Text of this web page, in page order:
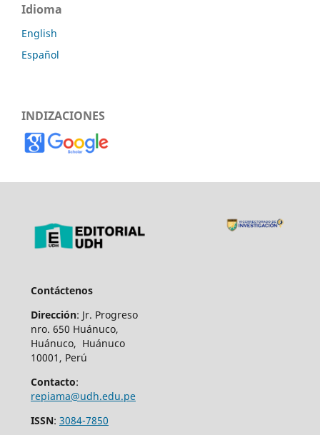
Idioma
English
Español
INDIZACIONES
Contáctenos
Dirección: Jr. Progreso
nro. 650 Huánuco,
Huánuco, Huánuco
10001, Perú
Contacto:
repiama@udh.edu.pe
ISSN: 3084-7850